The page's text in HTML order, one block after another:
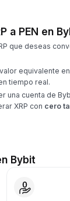
a PEN en
que deseas
equivalente
tiempo real.
una cuenta de
XRP con cero
Bybit